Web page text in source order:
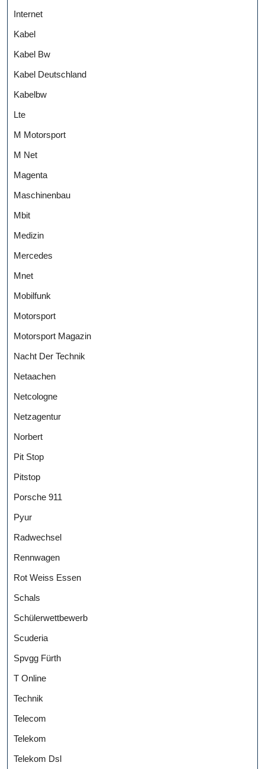
Internet
Kabel
Kabel Bw
Kabel Deutschland
Kabelbw
Lte
M Motorsport
M Net
Magenta
Maschinenbau
Mbit
Medizin
Mercedes
Mnet
Mobilfunk
Motorsport
Motorsport Magazin
Nacht Der Technik
Netaachen
Netcologne
Netzagentur
Norbert
Pit Stop
Pitstop
Porsche 911
Pyur
Radwechsel
Rennwagen
Rot Weiss Essen
Schals
Schülerwettbewerb
Scuderia
Spvgg Fürth
T Online
Technik
Telecom
Telekom
Telekom Dsl